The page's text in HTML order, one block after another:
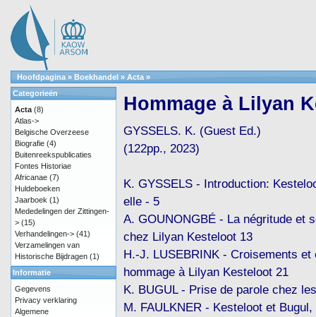
Hoofdpagina » Boekhandel » Acta »
Hommage à Lilyan
GYSSELS. K. (Guest Ed.)
(122pp., 2023)
K. GYSSELS - Introduction:
elle - 5
A. GOUNONGBÉ - La négritude et
chez Lilyan Kesteloot 13
H.-J. LUSEBRINK - Croisements et
hommage à Lilyan Kesteloot 21
K. BUGUL - Prise de parole chez
M. FAULKNER - Kesteloot et Bugul,
Categorieën
Acta (8)
Atlas->
Belgische Overzeese
Biografie (4)
Buitenreekspublicaties
Fontes Historiae
Africanae (7)
Huldeboeken
Jaarboek (1)
Mededelingen der Zittingen-
> (15)
Verhandelingen-> (41)
Verzamelingen van
Historische Bijdragen (1)
Informatie
Gegevens
Privacy verklaring
Algemene